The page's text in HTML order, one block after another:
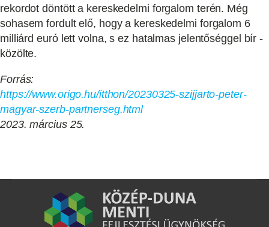
rekordot döntött a kereskedelmi forgalom terén. Még
sohasem fordult elő, hogy a kereskedelmi forgalom 6
milliárd euró lett volna, s ez hatalmas jelentőséggel bír -
közölte.
Forrás:
https://www.origo.hu/itthon/20230325-szijjarto-peter-
magyar-szerb-partnerseg.html
2023. március 25.